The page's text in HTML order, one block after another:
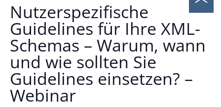
Nutzerspezifische
Guidelines für Ihre XML-
Schemas – Warum, wann
und wie sollten Sie
Guidelines einsetzen? –
Webinar